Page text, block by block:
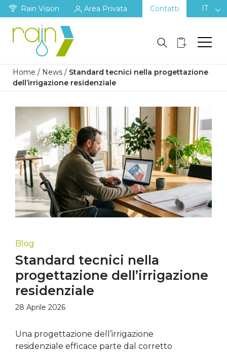
Rain Vision Area Privata Contatti IT
Home / News / Standard tecnici nella progettazione
dell’irrigazione residenziale
Blog
Standard tecnici nella
progettazione dell’irrigazione
residenziale
28 Aprile 2026
Una progettazione dell’irrigazione
residenziale efficace parte dal corretto